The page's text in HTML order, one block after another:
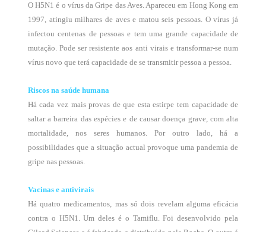
O H5N1 é o vírus da Gripe das Aves. Apareceu em Hong Kong em
1997, atingiu milhares de aves e matou seis pessoas. O vírus já
infectou centenas de pessoas e tem uma grande capacidade de
mutação. Pode ser resistente aos anti virais e transformar-se num
vírus novo que terá capacidade de se transmitir pessoa a pessoa.
Riscos na saúde humana
Há cada vez mais provas de que esta estirpe tem capacidade de
saltar a barreira das espécies e de causar doença grave, com alta
mortalidade, nos seres humanos. Por outro lado, há a
possibilidades que a situação actual provoque uma pandemia de
gripe nas pessoas.
Vacinas e antivirais
Há quatro medicamentos, mas só dois revelam alguma eficácia
contra o H5N1. Um deles é o Tamiflu. Foi desenvolvido pela